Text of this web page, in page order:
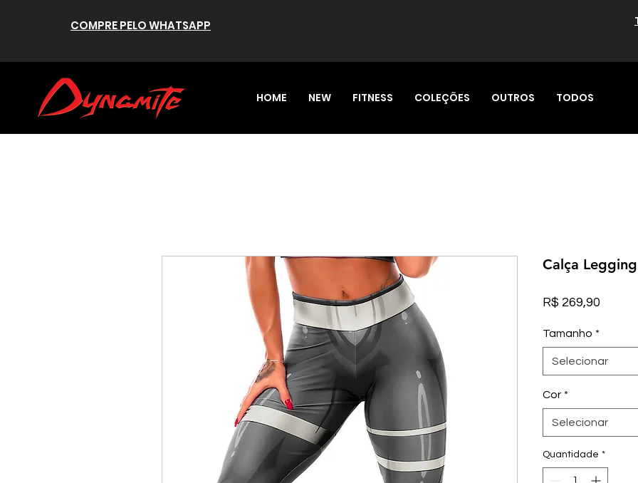
COMPRE PELO WHATSAPP
HOME NEW FITNESS COLEÇÕES OUTROS TODOS
Calça
R$ 269,90
Tamanho *
Selecionar
Cor *
Selecionar
Quantidade *